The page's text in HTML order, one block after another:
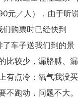
元／人），由于听
购票时已经快到
车子送我们到的景
比较少，漏胳膊、
有点冷；氧气我没
不跑动，问题不大